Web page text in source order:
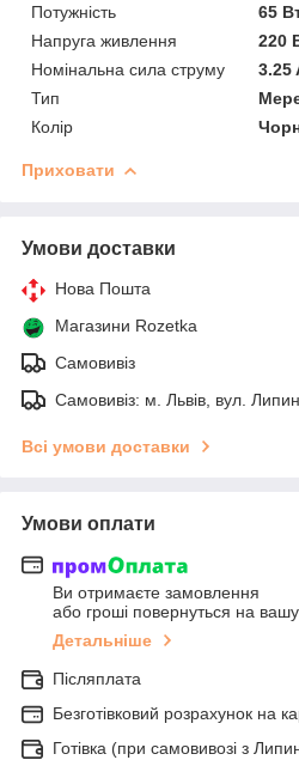
Потужність
65
Напруга живлення
220
Номінальна сила струму
3.25
Тип
Колір
Приховати
Умови доставки
Нова Пошта
Магазини Rozetka
Самовивіз
Самовивіз: м. Львів, вул.
Всі умови доставки
Умови оплати
Ви отримаєте замовлення
або гроші повернуться на вашу
Детальніше
Післяплата
Безготівковий розрахунок на
Готівка (при самовивозі з